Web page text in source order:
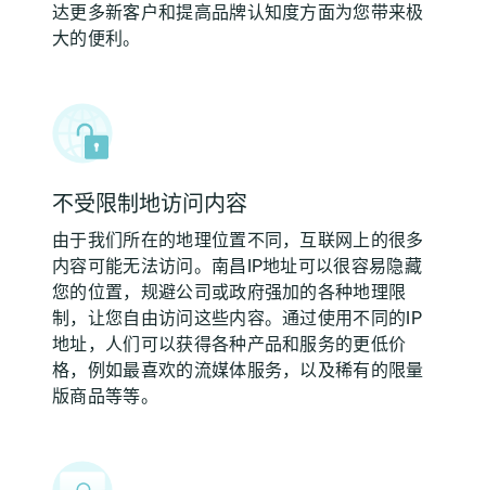
达更多新客户和提高品牌认知度方面为您带来极
大的便利。
不受限制地访问内容
由于我们所在的地理位置不同，互联网上的很多
内容可能无法访问。南昌IP地址可以很容易隐藏
您的位置，规避公司或政府强加的各种地理限
制，让您自由访问这些内容。通过使用不同的IP
地址，人们可以获得各种产品和服务的更低价
格，例如最喜欢的流媒体服务，以及稀有的限量
版商品等等。